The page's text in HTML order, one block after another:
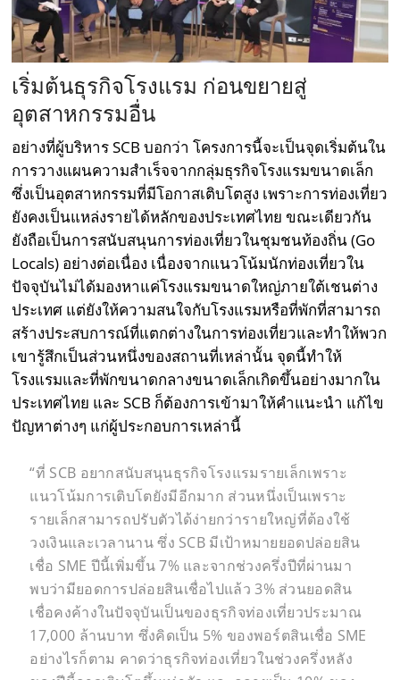
เริ่มต้นธุรกิจโรงแรม ก่อนขยายสู่
อุตสาหกรรมอื่น
อย่างที่ผู้บริหาร SCB บอกว่า โครงการนี้จะเป็นจุดเริ่มต้นใน
การวางแผนความสำเร็จจากกลุ่มธุรกิจโรงแรมขนาดเล็ก
ซึ่งเป็นอุตสาหกรรมที่มีโอกาสเติบโตสูง เพราะการท่องเที่ยว
ยังคงเป็นแหล่งรายได้หลักของประเทศไทย ขณะเดียวกัน
ยังถือเป็นการสนับสนุนการท่องเที่ยวในชุมชนท้องถิ่น (Go
Locals) อย่างต่อเนื่อง เนื่องจากแนวโน้มนักท่องเที่ยวใน
ปัจจุบันไม่ได้มองหาแค่โรงแรมขนาดใหญ่ภายใต้เชนต่าง
ประเทศ แต่ยังให้ความสนใจกับโรงแรมหรือที่พักที่สามารถ
สร้างประสบการณ์ที่แตกต่างในการท่องเที่ยวและทำให้พวก
เขารู้สึกเป็นส่วนหนึ่งของสถานที่เหล่านั้น จุดนี้ทำให้
โรงแรมและที่พักขนาดกลางขนาดเล็กเกิดขึ้นอย่างมากใน
ประเทศไทย และ SCB ก็ต้องการเข้ามาให้คำแนะนำ แก้ไข
ปัญหาต่างๆ แก่ผู้ประกอบการเหล่านี้
“ที่ SCB อยากสนับสนุนธุรกิจโรงแรมรายเล็กเพราะ
แนวโน้มการเติบโตยังมีอีกมาก ส่วนหนึ่งเป็นเพราะ
รายเล็กสามารถปรับตัวได้ง่ายกว่ารายใหญ่ที่ต้องใช้
วงเงินและเวลานาน ซึ่ง SCB มีเป้าหมายยอดปล่อยสิน
เชื่อ SME ปีนี้เพิ่มขึ้น 7% และจากช่วงครึ่งปีที่ผ่านมา
พบว่ามียอดการปล่อยสินเชื่อไปแล้ว 3% ส่วนยอดสิน
เชื่อคงค้างในปัจจุบันเป็นของธุรกิจท่องเที่ยวประมาณ
17,000 ล้านบาท ซึ่งคิดเป็น 5% ของพอร์ตสินเชื่อ SME
อย่างไรก็ตาม คาดว่าธุรกิจท่องเที่ยวในช่วงครึ่งหลัง